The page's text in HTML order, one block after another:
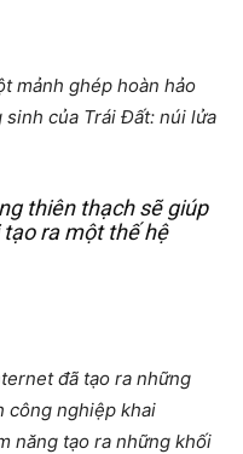
mảnh ghép hoàn hảo
sinh của Trái Đất: núi lửa
thiên thạch sẽ giúp
ra một thế hệ
đã tạo ra những
công nghiệp khai
năng tạo ra những khối